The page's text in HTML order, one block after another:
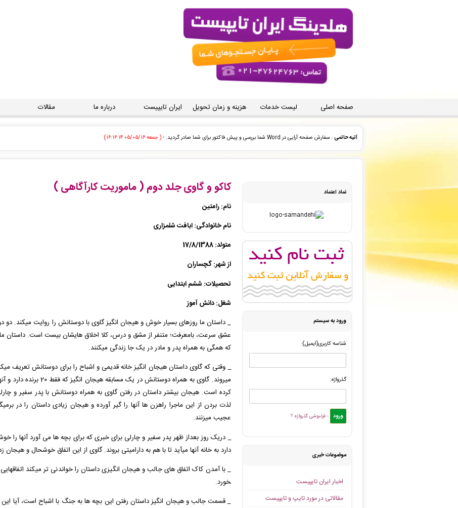
صفحه اصلی لیست خدمات هزینه و زمان تحویل ایران تایپیست درباره ما مقالات
امیر باخدا: فاکتور نهایی برای سفارش تایپ، صفحه آرایی شما صادر گردید برای دریافت سفارش خود اقدام نمایید. -( جمعه ۰۵/۰۵/۱۶ ۱۶:۱۴:۳۶)
احسان رنجبر: پیش فاکتور شما با موفقیت پرداخت شد و سفارش تایپ، صفحه آرایی شما در حال انجام است. -( جمعه ۰۵/۰۵/۱۶ ۱۵:۵۵:۳۰)
: سفارش ویراستاری فنی شما ثبت شد به زودی توسط اپراتور بررسی خواهد شد. -
مجید اجلی: فاکتور نهایی برای سفارش تایپ، صفحه آرایی شما صادر گردید برای دریافت سفارش خود اقدام نمایید. -
آتیه حاتمی: سفارش صفحه آرایی در Word شما ثبت شد به زودی توسط اپراتور بررسی خواهد شد. -
محمد عبدالوند: سفارش تایپ، صفحه آرایی شما ثبت شد به زودی توسط اپراتور بررسی خواهد شد. -
میثم امیریان : سفارش طراحی لوگو شما ثبت شد به زودی توسط اپراتور بررسی خواهد شد. -
آتیه حاتمی: سفارش صفحه آرایی در Word شما بررسی و پیش فاکتور برای شما صادر گردید. - ( جمعه ۰۵/۰۵/۱۶ ۱۶:۱۶:۱۴)
نماد اعتماد
ورود به سیستم
شناسه کاربری(ایمیل):
گذرواژه:
- فراموشی گذرواژه ؟
موضوعات خبری
اخبار ایران تایپیست
مقالاتی در مورد تایپ و تایپیست
کاکو و گاوی جلد دوم ( ماموریت کارآگاهی )
نام: رامتین
نام خانوادگی: ابافت شلمزاری
متولد: 17/8/1388
از شهر: گچساران
تحصیلات: ششم ابتدایی
شغل: دانش آموز
_ داستان ما روزهای بسیار خوش و هیجان انگیز گاوی با دوستانش را روایت می­کند. دو
عشق سرعت، بامعرفت؛ متنفر از مشق و درس، کلا اخلاق­ هایشان بیست است. داستان
که همگی به همراه پدر و مادر در یک جا زندگی می­کنند.
_ وقتی که گاوی داستان هیجان انگیز خانه قدیمی و اشباح را برای دوستانش تعریف
می­روند. گاوی به همراه
کرده است. هیجان بیشتر داستان در رفتن گاوی به همراه دوستانش با پدر سفیر و
لذت بردن از این ماجرا راهزن ها آن­ها را گیر آورده و هیجان زیادی داستان را در
عجیب می­­زنند.­
_ دریک روز بعداز ظهر پدر سفیر و چارلی برای خبری که برای بچه­ ها می ­آورد آن­ها
دارد به خانه­ آن­ها می­آید تا با هم به دارامیتی بروند. گاوی از این اتفاق خوشحال و
خورد.
_ قسمت جالب و هیجان انگیز داستان رفتن این بچه ها به جنگ با اشباح است، آیا